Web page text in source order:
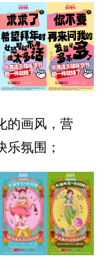
的画风，营
乐氛围；